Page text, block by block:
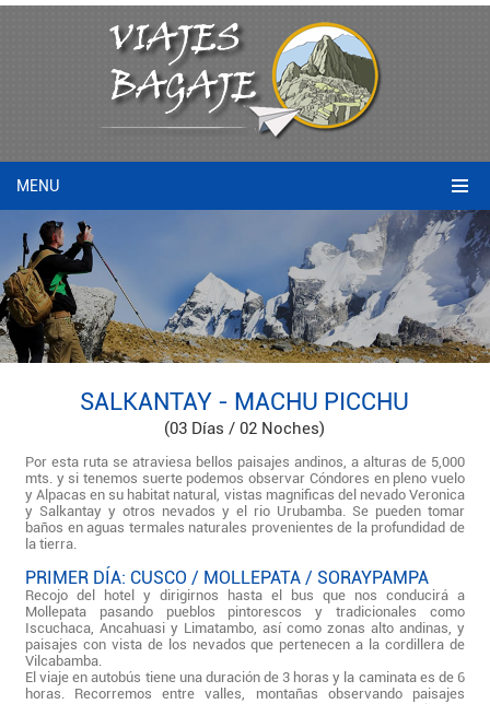
MENU
SALKANTAY - MACHU PICCHU
(03 Días / 02 Noches)
Por esta ruta se atraviesa bellos paisajes andinos, a alturas de 5,000
mts. y si tenemos suerte podemos observar Cóndores en pleno vuelo
y Alpacas en su habitat natural, vistas magnificas del nevado Veronica
y Salkantay y otros nevados y el rio Urubamba. Se pueden tomar
baños en aguas termales naturales provenientes de la profundidad de
la tierra.
PRIMER DÍA: CUSCO / MOLLEPATA / SORAYPAMPA
Recojo del hotel y dirigirnos hasta el bus que nos conducirá a
Mollepata pasando pueblos pintorescos y tradicionales como
Iscuchaca, Ancahuasi y Limatambo, así como zonas alto andinas, y
paisajes con vista de los nevados que pertenecen a la cordillera de
Vilcabamba.
El viaje en autobús tiene una duración de 3 horas y la caminata es de 6
horas. Recorremos entre valles, montañas observando paisajes